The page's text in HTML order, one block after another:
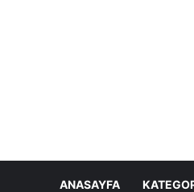
ANASAYFA